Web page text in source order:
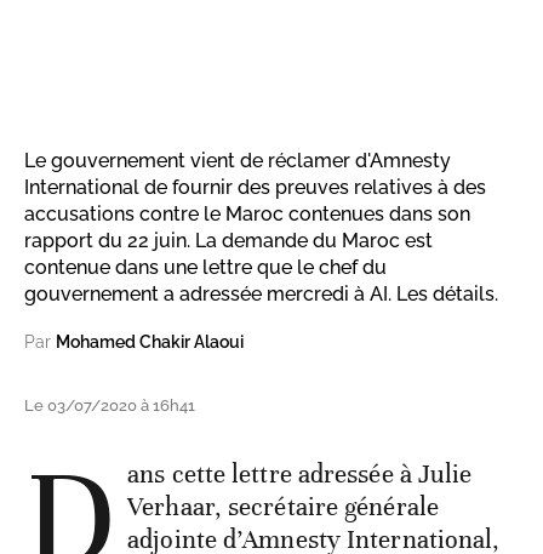
Le gouvernement vient de réclamer d'Amnesty
International de fournir des preuves relatives à des
accusations contre le Maroc contenues dans son
rapport du 22 juin. La demande du Maroc est
contenue dans une lettre que le chef du
gouvernement a adressée mercredi à AI. Les détails.
Par Mohamed Chakir Alaoui
Le 03/07/2020 à 16h41
D ans cette lettre adressée à Julie
Verhaar, secrétaire générale
adjointe d’Amnesty International,